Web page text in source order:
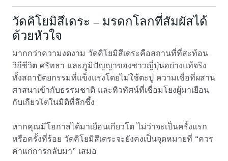
วัดคิโยมิสึเดระ – มรดกโลกที่สัมผัสได้
ด้วยหัวใจ
มากกว่าความงดงาม วัดคิโยมิสึเดระคือสถานที่ที่สะท้อน
วิถีชีวิต ศรัทธา และภูมิปัญญาของชาวญี่ปุ่นอย่างแท้จริง
ทั้งสถาปัตยกรรมที่แข็งแรงโดยไม่ใช้ตะปู ความเชื่อที่ผสาน
ศาสนาเข้ากับธรรมชาติ และทิวทัศน์ที่เชื่อมโยงผู้มาเยือน
กับเกียวโตในมิติที่ลึกซึ้ง
หากคุณมีโอกาสได้มาเยือนเกียวโต ไม่ว่าจะเป็นครั้งแรก
หรือครั้งที่ร้อย วัดคิโยมิสึเดระจะยังคงเป็นจุดหมายที่ “ควร
ค่าแก่การกลับมา” เสมอ